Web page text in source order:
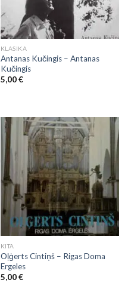
KLASIKA
Antanas Kučingis ‎– Antanas
Kučingis
5,00€
KITA
Oļģerts Cintiņš ‎– Rigas Doma
Ergeles
5,00€